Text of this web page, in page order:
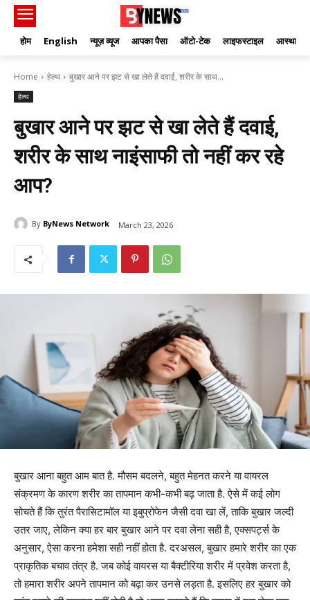
होम English न्यूज़ व्यूज आपका पैसा ऑटो-टेक लाइफस्टाइल आस्था
Home हेल्थ बुखार आने पर झट से खा लेते हैं दवाई, शरीर के साथ...
हेल्थ
बुखार आने पर झट से खा लेते हैं दवाई,
शरीर के साथ नाइंसाफी तो नहीं कर रहे
आप?
By ByNews Network March 23, 2026
बुखार आना बहुत आम बात है. मौसम बदलने, बहुत मेहनत करने या वायरल
संक्रमण के कारण शरीर का तापमान कभी-कभी बढ़ जाता है. ऐसे में कई लोग
सोचते हैं कि तुरंत पैरासिटामॉल या इबुप्रोफेन जैसी दवा खा लें, ताकि बुखार जल्दी
उतर जाए, लेकिन क्या हर बार बुखार आने पर दवा लेना सही है, एक्सपर्ट्स के
अनुसार, ऐसा करना हमेशा सही नहीं होता है. दरअसल, बुखार हमारे शरीर का एक
प्राकृतिक बचाव तंत्र है. जब कोई वायरस या बैक्टीरिया शरीर में प्रवेश करता है,
तो हमारा शरीर अपने तापमान को बढ़ा कर उनसे लड़ता है. इसलिए हर बुखार को